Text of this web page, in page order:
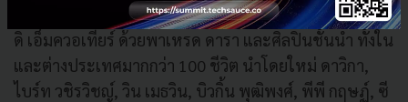
มกราคม 2567 ทั้งในส่วนของ ดิ เอ็มสเฟียร์ ดิ เอ็มโพเรียม
ดิ เอ็มควอเทียร์ ด้วยพาเหรด ดารา และศิลปินชั้นนำ ทั้งใน
และต่างประเทศมากกว่า 100 ชีวิต นำโดยใหม่ ดาวิกา,
ไบร์ท วชิรวิชญ์, วิน เมธวิน, บิวกิ้น พุฒิพงศ์, พีพี กฤษฏ์, ซี